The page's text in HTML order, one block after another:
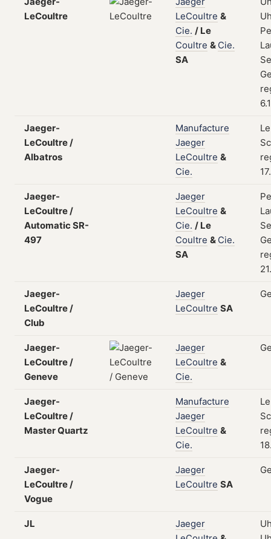
LeCoultre
LeCoultre &
Cie. / Le
Coultre & Cie.
SA
Jaeger-
LeCoultre /
Albatros
Manufacture
Jaeger
LeCoultre &
Cie.
Jaeger-
LeCoultre /
Automatic SR-
497
Jaeger
LeCoultre &
Cie. / Le
Coultre & Cie.
SA
Jaeger-
LeCoultre /
Club
Jaeger
LeCoultre SA
Jaeger-
LeCoultre /
Geneve
Jaeger
LeCoultre &
Cie.
Jaeger-
LeCoultre /
Master Quartz
Manufacture
Jaeger
LeCoultre &
Cie.
Jaeger-
LeCoultre /
Vogue
Jaeger
LeCoultre SA
JL
Jaeger